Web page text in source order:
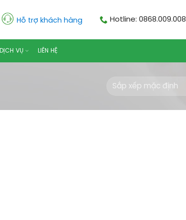
Hỗ trợ khách hàng Hotline: 0868.009.008
DỊCH VỤ LIÊN HỆ